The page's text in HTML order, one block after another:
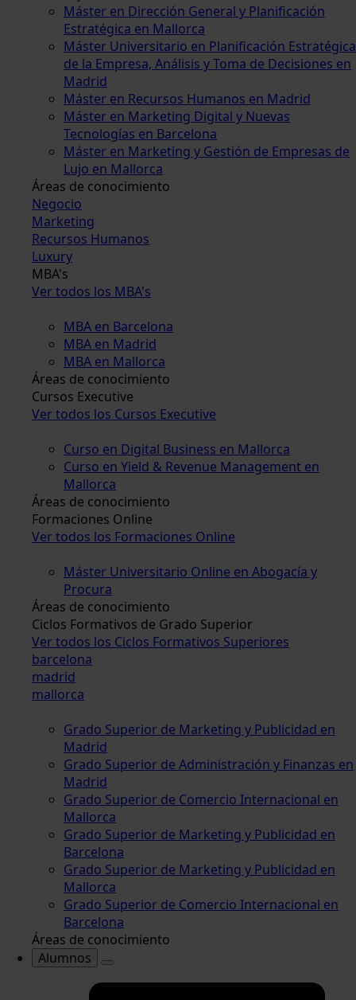
Máster en Dirección General y Planificación
Estratégica en Mallorca
Máster Universitario en Planificación Estratégica
de la Empresa, Análisis y Toma de Decisiones en
Madrid
Máster en Recursos Humanos en Madrid
Máster en Marketing Digital y Nuevas
Tecnologías en Barcelona
Máster en Marketing y Gestión de Empresas de
Lujo en Mallorca
Áreas de conocimiento
Negocio
Marketing
Recursos Humanos
Luxury
MBA's
Ver todos los MBA's
MBA en Barcelona
MBA en Madrid
MBA en Mallorca
Áreas de conocimiento
Cursos Executive
Ver todos los Cursos Executive
Curso en Digital Business en Mallorca
Curso en Yield & Revenue Management en
Mallorca
Áreas de conocimiento
Formaciones Online
Ver todos los Formaciones Online
Máster Universitario Online en Abogacía y
Procura
Áreas de conocimiento
Ciclos Formativos de Grado Superior
Ver todos los Ciclos Formativos Superiores
barcelona
madrid
mallorca
Grado Superior de Marketing y Publicidad en
Madrid
Grado Superior de Administración y Finanzas en
Madrid
Grado Superior de Comercio Internacional en
Mallorca
Grado Superior de Marketing y Publicidad en
Barcelona
Grado Superior de Marketing y Publicidad en
Mallorca
Grado Superior de Comercio Internacional en
Barcelona
Áreas de conocimiento
Alumnos